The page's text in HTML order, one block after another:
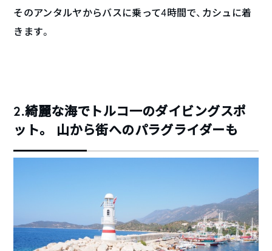
そのアンタルヤからバスに乗って4時間で、カシュに着
きます。
2.綺麗な海でトルコ一のダイビングスポ
ット。 山から街へのパラグライダーも